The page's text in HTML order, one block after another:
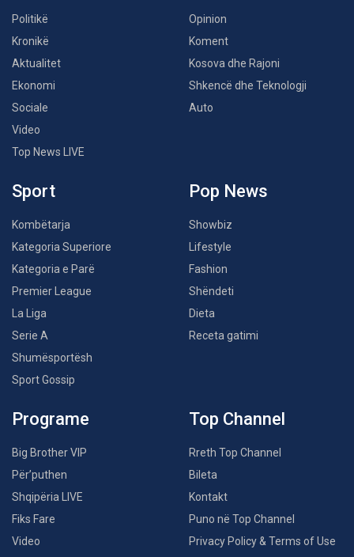
Politikë
Kronikë
Aktualitet
Ekonomi
Sociale
Video
Top News LIVE
Opinion
Koment
Kosova dhe Rajoni
Shkencë dhe Teknologji
Auto
Sport
Kombëtarja
Kategoria Superiore
Kategoria e Parë
Premier League
La Liga
Serie A
Shumësportësh
Sport Gossip
Pop News
Showbiz
Lifestyle
Fashion
Shëndeti
Dieta
Receta gatimi
Programe
Big Brother VIP
Për’puthen
Shqipëria LIVE
Fiks Fare
Video
Top Channel
Rreth Top Channel
Bileta
Kontakt
Puno në Top Channel
Privacy Policy & Terms of Use